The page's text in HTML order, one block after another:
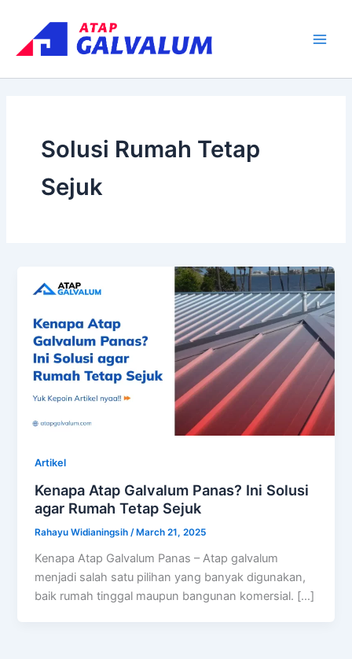
content
Solusi Rumah Tetap
Sejuk
Artikel
Kenapa Atap Galvalum Panas? Ini Solusi
agar Rumah Tetap Sejuk
Rahayu Widianingsih /March 21, 2025
Kenapa Atap Galvalum Panas – Atap galvalum
menjadi salah satu pilihan yang banyak digunakan,
baik rumah tinggal maupun bangunan komersial. […]